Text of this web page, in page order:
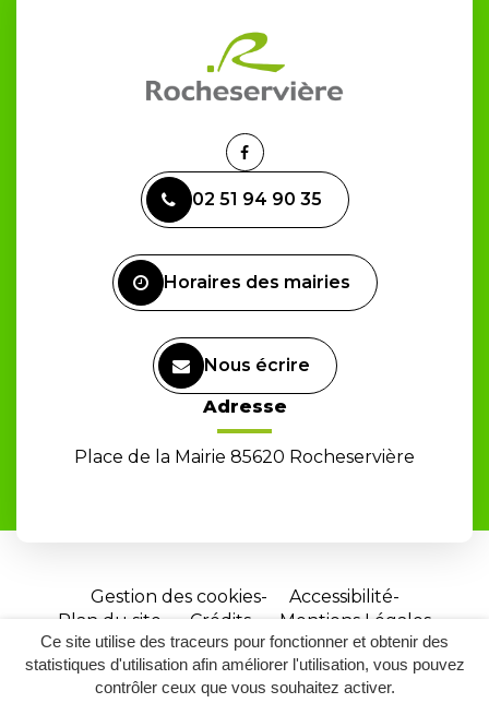
Ce site utilise des traceurs pour fonctionner et obtenir des
statistiques d'utilisation afin améliorer l'utilisation, vous pouvez
contrôler ceux que vous souhaitez activer.
Lien
le
compte
02 51 94 90 35
Horaires des mairies
Nous écrire
Adresse
Place de la Mairie 85620 Rocheservière
Gestion des cookies
Accessibilité
Plan du site
Crédits
Mentions Légales
Site
réalisé